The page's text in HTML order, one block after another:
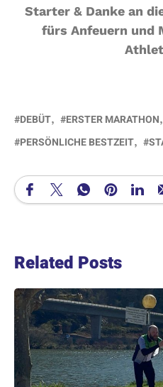
Starter & Danke an
fürs Anfeuern und
DEBÜT ERSTER MARATHON
PERSÖNLICHE BESTZEIT
Related Posts